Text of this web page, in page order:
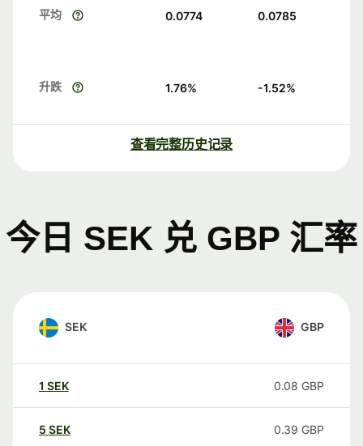
平均 0.0774 0.0785
升跌 1.76% -1.52%
查看完整历史记录
今日 SEK 兑 GBP 汇率
SEK GBP
1 SEK 0.08 GBP
5 SEK 0.39 GBP